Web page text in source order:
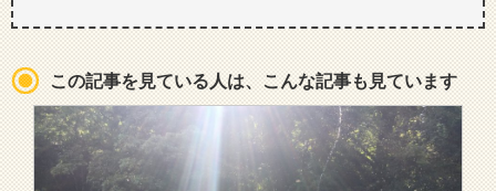
この記事を見ている人は、こんな記事も見ています